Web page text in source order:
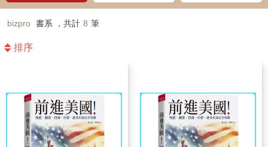
bizpro 書系 ，共計 8 筆
排序